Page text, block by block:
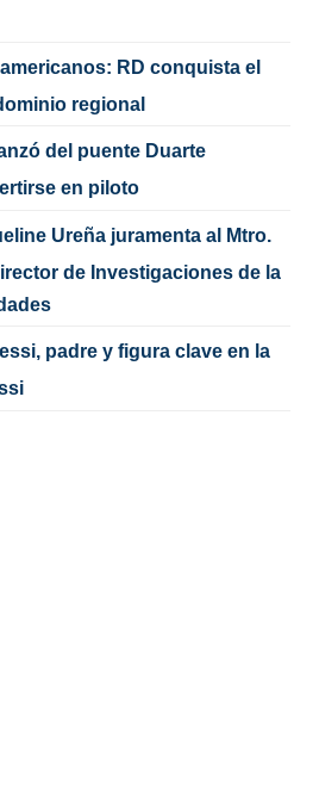
RD conquista el
regional
del puente Duarte
en piloto
Ureña juramenta al Mtro.
de Investigaciones de la
padre y figura clave en la